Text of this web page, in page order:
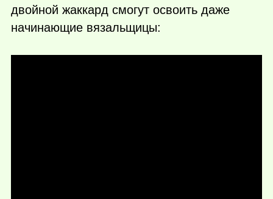
двойной жаккард смогут освоить даже
начинающие вязальщицы: